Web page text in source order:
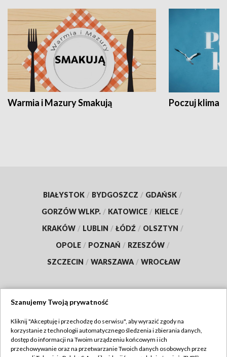
Warmia i Mazury Smakują Poczuj klimat
BIAŁYSTOK / BYDGOSZCZ / GDAŃSK /
GORZÓW WLKP. / KATOWICE / KIELCE /
KRAKÓW / LUBLIN / ŁÓDŹ / OLSZTYN /
OPOLE / POZNAŃ / RZESZÓW /
SZCZECIN / WARSZAWA / WROCŁAW
TVP
Abonament TVP
Regulamin TVP
Szanujemy Twoją prywatność
Kliknij "Akceptuję i przechodzę do serwisu", aby wyrazić zgody na
korzystanie z technologii automatycznego śledzenia i zbierania danych,
dostęp do informacji na Twoim urządzeniu końcowym i ich
przechowywanie oraz na przetwarzanie Twoich danych osobowych przez